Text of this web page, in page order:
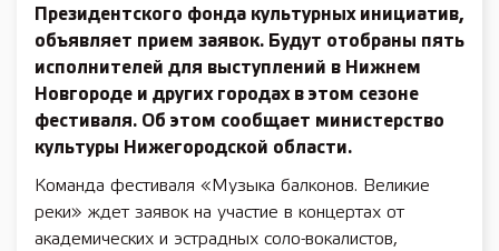
Президентского фонда культурных инициатив,
объявляет прием заявок. Будут отобраны пять
исполнителей для выступлений в Нижнем
Новгороде и других городах в этом сезоне
фестиваля. Об этом сообщает министерство
культуры Нижегородской области.
Команда фестиваля «Музыка балконов. Великие
реки» ждет заявок на участие в концертах от
академических и эстрадных соло-вокалистов,